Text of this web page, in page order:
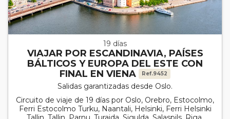
19 días
VIAJAR POR ESCANDINAVIA, PAÍSES
BÁLTICOS Y EUROPA DEL ESTE CON
FINAL EN VIENA
Ref.9452
Salidas garantizadas desde Oslo.
Circuito de viaje de 19 días por Oslo, Orebro, Estocolmo,
Ferri Estocolmo Turku, Naantali, Helsinki, Ferri Helsinki